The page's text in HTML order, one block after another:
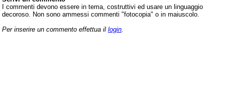
I commenti devono essere in tema, costruttivi ed usare un linguaggio
decoroso. Non sono ammessi commenti "fotocopia" o in maiuscolo.
Per inserire un commento effettua il login